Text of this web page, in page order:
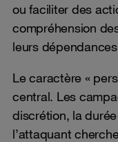
ou faciliter des
compréhension
leurs
Le caractère «
central. Les
discrétion, la
l’attaquant